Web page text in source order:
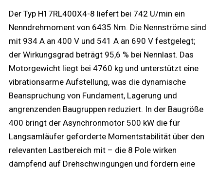
Der Typ H17RL400X4-8 liefert bei 742 U/min ein
Nenndrehmoment von 6435 Nm. Die Nennströme sind
mit 934 A an 400 V und 541 A an 690 V festgelegt;
der Wirkungsgrad beträgt 95,6 % bei Nennlast. Das
Motorgewicht liegt bei 4760 kg und unterstützt eine
vibrationsarme Aufstellung, was die dynamische
Beanspruchung von Fundament, Lagerung und
angrenzenden Baugruppen reduziert. In der Baugröße
400 bringt der Asynchronmotor 500 kW die für
Langsamläufer geforderte Momentstabilität über den
relevanten Lastbereich mit – die 8 Pole wirken
dämpfend auf Drehschwingungen und fördern eine